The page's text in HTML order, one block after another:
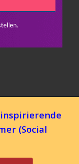
(Social